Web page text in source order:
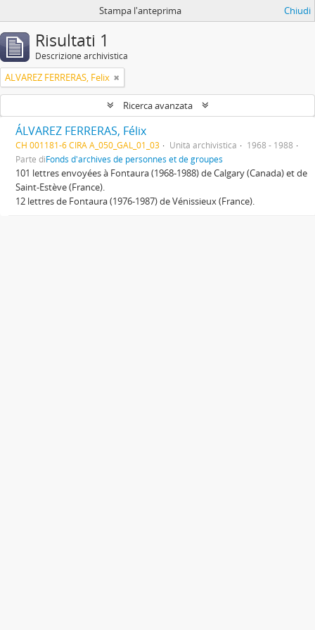
Stampa l'anteprima Chiudi
Risultati 1
Descrizione archivistica
ALVAREZ FERRERAS, Felix
Ricerca avanzata
ÁLVAREZ FERRERAS, Félix
CH 001181-6 CIRA A_050_GAL_01_03 Unità archivistica
1968 - 1988
Parte diFonds d'archives de personnes et de groupes
101 lettres envoyées à Fontaura (1968-1988) de Calgary (Canada) et de
Saint-Estève (France).
12 lettres de Fontaura (1976-1987) de Vénissieux (France).